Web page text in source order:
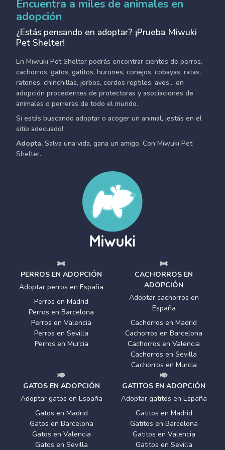
Encuentra a miles de animales en
adopción
¿Estás pensando en adoptar? ¡Prueba Miwuki
Pet Shelter!
En Miwuki Pet Shelter podrás encontrar cientos de perros,
cachorros, gatos, gatitos, hurones, conejos, cobayas, ratas,
ratones, chinchillas, jerbos, cerdos reptiles, aves... en
adopción procedentes de protectoras y asociaciones de
animales o perreras de todo el mundo.
Si estás buscando adoptar o acoger un animal, ¡estás en el
sitio adecuado!
Adopta. Salva una vida, gana un amigo. Con Miwuki Pet
Shelter.
PERROS EN ADOPCIÓN
Adoptar perros en España
Perros en Madrid
Perros en Barcelona
Perros en Valencia
Perros en Sevilla
Perros en Murcia
CACHORROS EN
ADOPCIÓN
Adoptar cachorros en
España
Cachorros en Madrid
Cachorros en Barcelona
Cachorros en Valencia
Cachorros en Sevilla
Cachorros en Murcia
GATOS EN ADOPCIÓN
Adoptar gatos en España
Gatos en Madrid
Gatos en Barcelona
Gatos en Valencia
Gatos en Sevilla
GATITOS EN ADOPCIÓN
Adoptar gatitos en España
Gatitos en Madrid
Gatitos en Barcelona
Gatitos en Valencia
Gatitos en Sevilla